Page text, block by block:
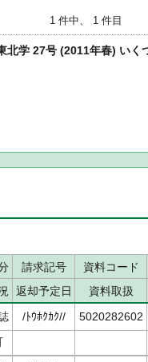
1 件中、 1 件目
学 27号 (2011年春) いく
請求記号
資料コード
返却予定日
資料取扱
/ﾄｳﾎｸｶｸ//
5020282602